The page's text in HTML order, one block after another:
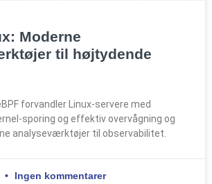
Moderne
til højtydende
forvandler Linux-servere med
sporing og effektiv overvågning og
analyseværktøjer til observabilitet.
Ingen kommentarer